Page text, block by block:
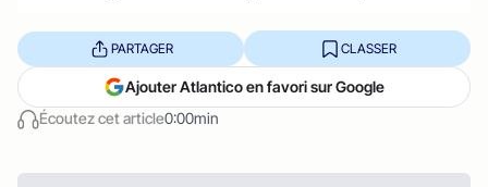
Écoutez cet article0:00min
PARTAGER CLASSER
Ajouter Atlantico en favori sur Google